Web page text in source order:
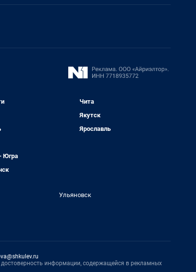
Югра
Чита
Якутск
Ярославль
Ульяновск
достоверность информации, содержащейся в рекламных